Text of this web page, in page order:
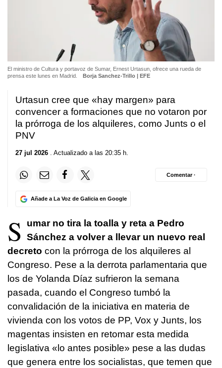
El ministro de Cultura y portavoz de Sumar, Ernest Urtasun, ofrece una rueda de
prensa este lunes en Madrid.
Borja Sanchez-Trillo | EFE
Urtasun cree que «hay margen» para
convencer a formaciones que no votaron por
la prórroga de los alquileres, como Junts o el
PNV
27 jul 2026 . Actualizado a las 20:35 h.
Añade a La Voz de Galicia en Google
Comentar ·
S
umar no tira la toalla y reta a Pedro
Sánchez a volver a llevar un nuevo real
decreto con la prórroga de los alquileres al
Congreso. Pese a la derrota parlamentaria que
los de Yolanda Díaz sufrieron la semana
pasada, cuando el Congreso tumbó la
convalidación de la iniciativa en materia de
vivienda con los votos de PP, Vox y Junts, los
magentas insisten en retomar esta medida
legislativa «lo antes posible» pese a las dudas
que genera entre los socialistas, que temen que